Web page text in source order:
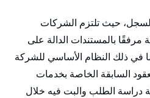
حيث تلتزم الشركات
مرفقًا بالمستندات الدالة على
في ذلك النظام الأساسي للشركة
السابقة الخاصة بخدمات
دراسة الطلب والبت فيه خلال